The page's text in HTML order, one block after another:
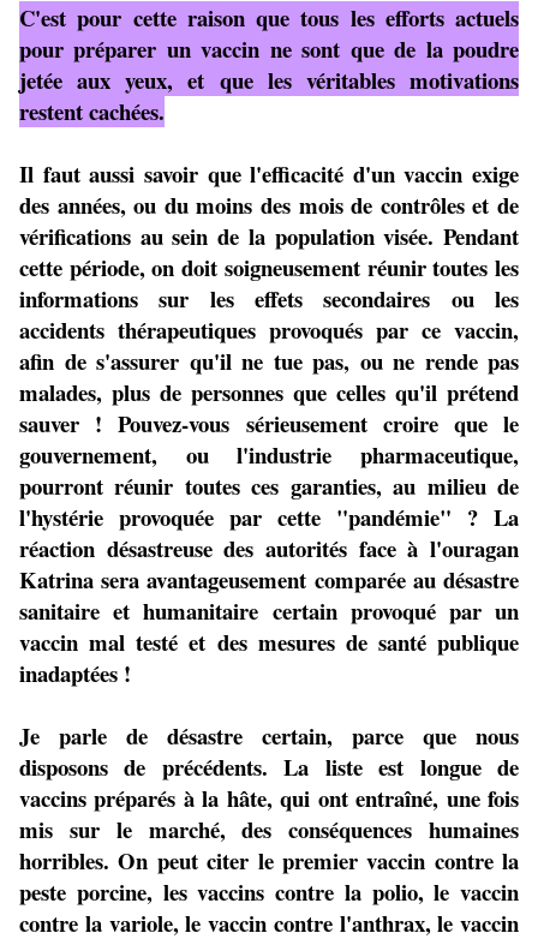
C'est pour cette raison que tous les efforts actuels
pour préparer un vaccin ne sont que de la poudre
jetée aux yeux, et que les véritables motivations
restent cachées.
Il faut aussi savoir que l'efficacité d'un vaccin exige
des années, ou du moins des mois de contrôles et de
vérifications au sein de la population visée. Pendant
cette période, on doit soigneusement réunir toutes les
informations sur les effets secondaires ou les
accidents thérapeutiques provoqués par ce vaccin,
afin de s'assurer qu'il ne tue pas, ou ne rende pas
malades, plus de personnes que celles qu'il prétend
sauver ! Pouvez-vous sérieusement croire que le
gouvernement, ou l'industrie pharmaceutique,
pourront réunir toutes ces garanties, au milieu de
l'hystérie provoquée par cette "pandémie" ? La
réaction désastreuse des autorités face à l'ouragan
Katrina sera avantageusement comparée au désastre
sanitaire et humanitaire certain provoqué par un
vaccin mal testé et des mesures de santé publique
inadaptées !
Je parle de désastre certain, parce que nous
disposons de précédents. La liste est longue de
vaccins préparés à la hâte, qui ont entraîné, une fois
mis sur le marché, des conséquences humaines
horribles. On peut citer le premier vaccin contre la
peste porcine, les vaccins contre la polio, le vaccin
contre la variole, le vaccin contre l'anthrax, le vaccin